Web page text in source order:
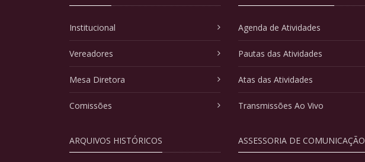
Institucional
Vereadores
Mesa Diretora
Comissões
ARQUIVOS HISTÓRICOS
Agenda de Atividades
Pautas das Atividades
Atas das Atividades
Transmissões Ao Vivo
ASSESSORIA DE COMUNICAÇÃO